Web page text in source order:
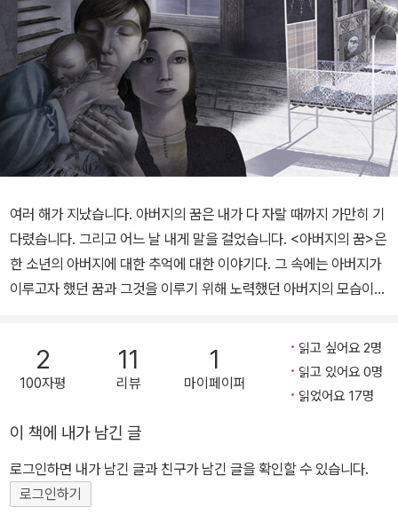
여러 해가 지났습니다. 아버지의 꿈은 내가 다 자랄 때까지 가만히 기
다렸습니다. 그리고 어느 날 내게 말을 걸었습니다. <아버지의 꿈>은
한 소년의 아버지에 대한 추억에 대한 이야기다. 그 속에는 아버지가
이루고자 했던 꿈과 그것을 이루기 위해 노력했던 아버지의 모습이
을 바탕으로 만들어진 이 이야기는 '꿈'이란 이루지 못했다고 끝나는
것이 아닌, 그 마음과 열정이 남아 있는 한 영원히 살아 있음을 우리에
게 보여 준다. 아버지에게서 아들에게로 전해지는 소중한 꿈 이야기
의 쓴맛을 보았던 아버지. 그런 아버지의 모습을 소년은 어떻게 기억
하고 있을까? 때로는 꿈이 이루어질 것처럼 보였습니다. 하지만 아버
지는 결코 날질 못했습니다. 그토록 아름다운 것들을 많이 만들었지
만요. 그토록 사랑스런 날개를 많이 만들었지만요. -본문 중에서- 만
2
100자평
11
리뷰
1
마이페이퍼
읽고 싶어요 2명
읽고 있어요 0명
읽었어요 17명
이 책에 내가 남긴 글
로그인하면 내가 남긴 글과 친구가 남긴 글을 확인할 수 있습니다.
로그인하기